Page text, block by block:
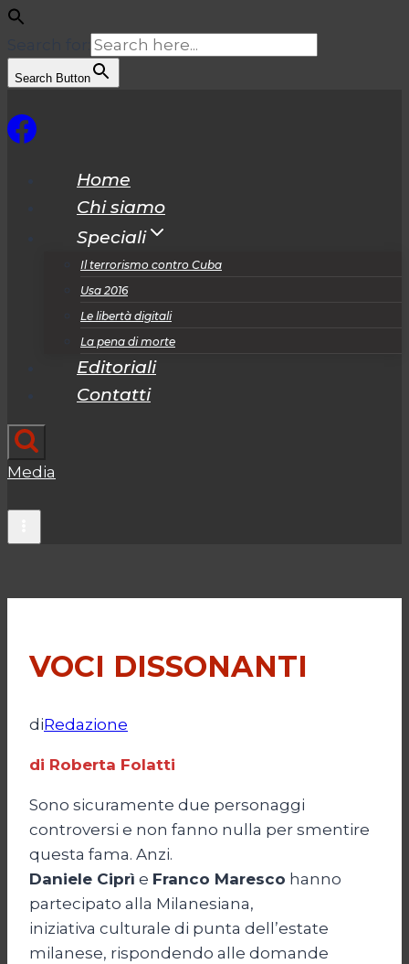
Search Button
al
Home
Chi siamo
Speciali
Il terrorismo contro Cuba
Usa 2016
Le libertà digitali
La pena di morte
Editoriali
Contatti
Media
VOCI DISSONANTI
diRedazione
di Roberta Folatti
Sono sicuramente due personaggi
controversi e non fanno nulla per smentire
questa fama. Anzi.
Daniele Ciprì e Franco Maresco hanno
partecipato alla Milanesiana,
iniziativa culturale di punta dell’estate
milanese, rispondendo alle domande